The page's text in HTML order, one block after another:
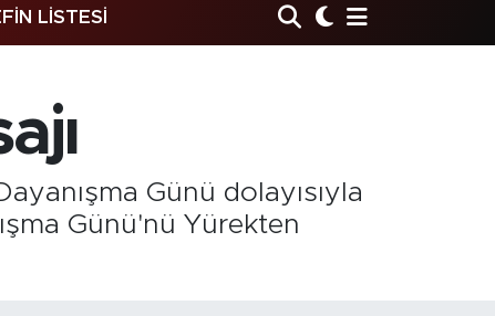
%0.39
%0
LİSTESİ
Günü dolayısıyla
Günü'nü Yürekten